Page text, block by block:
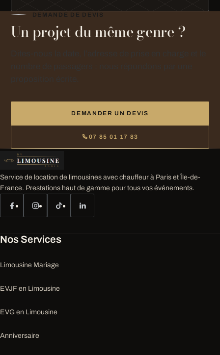
DEMANDE DE DEVIS
Un projet du même genre ?
DEMANDER UN DEVIS
07 85 01 17 83
Service de location de limousines avec chauffeur à Paris et Île-de-
France. Prestations haut de gamme pour tous vos événements.
Nos Services
Limousine Mariage
EVJF en Limousine
EVG en Limousine
Anniversaire